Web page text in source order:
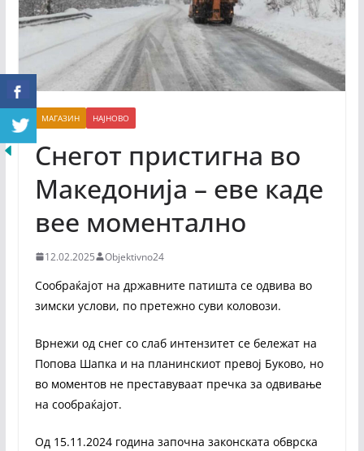
МАГАЗИН НАЈНОВО
Снегот пристигна во
Македонија – еве каде
вее моментално
12.02.2025 Objektivno24
Сообраќајот на државните патишта се одвива во
зимски услови, по претежно суви коловози.
Врнежи од снег со слаб интензитет се бележат на
Попова Шапка и на планинскиот превој Буково, но
во моментов не преставуваат пречка за одвивање
на сообраќајот.
Од 15.11.2024 година започна законската обврска